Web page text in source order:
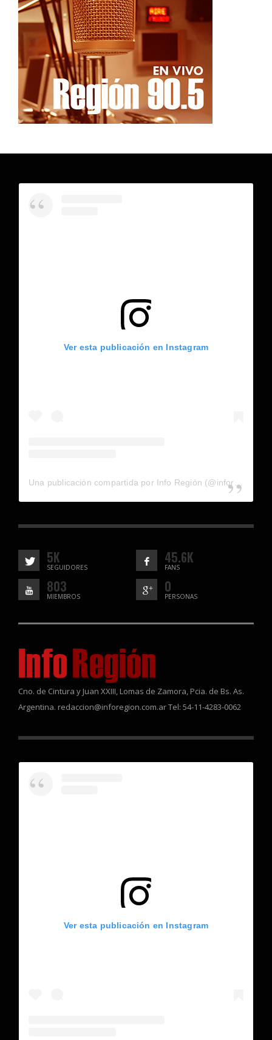
Ver esta publicación en Instagram
5K
SEGUIDORES
45.6K
FANS
803
MIEMBROS
0
PERSONAS
Cno. de Cintura y Juan XXIII, Lomas de Zamora, Pcia. de Bs. As.
Argentina. redaccion@inforegion.com.ar Tel: 54-11-4283-0062
Ver esta publicación en Instagram